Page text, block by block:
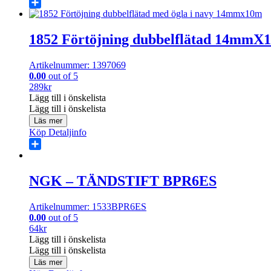
Share
1852 Förtöjning dubbelflätad
Artikelnummer: 1397069
0.00 out of 5
289kr
Lägg till i önskelista
Lägg till i önskelista
Läs mer
Köp Detaljinfo
NGK – TÄNDSTIFT BPR6ES
Artikelnummer: 1533BPR6ES
0.00 out of 5
64kr
Lägg till i önskelista
Lägg till i önskelista
Läs mer